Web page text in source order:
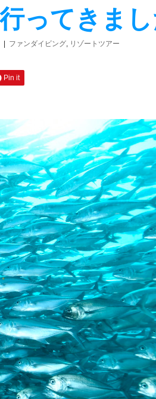
てきまし
ファンダイビング, リゾートツアー
Pin it